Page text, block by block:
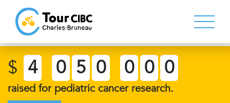
$ 4 0 5 0 0 0 0
raised for pediatric cancer research.